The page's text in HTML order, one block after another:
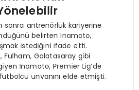
sonra antrenörlük kariyerine
belirten Inamoto,
istediğini ifade etti.
Fulham, Galatasaray gibi
Inamoto, Premier Lig’de
unvanını elde etmişti.